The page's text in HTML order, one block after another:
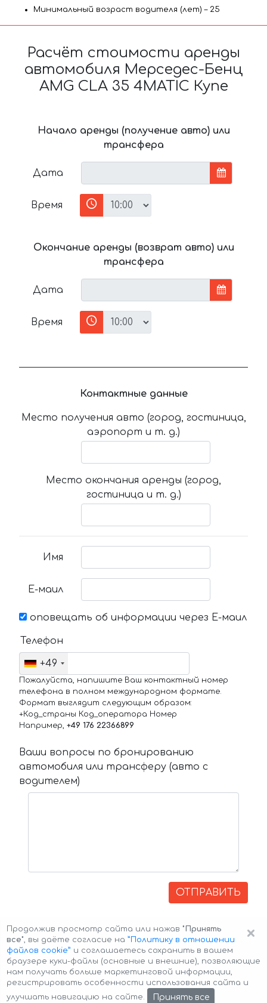
Минимальный возраст водителя (лет) – 25
Расчёт стоимости аренды
автомобиля Мерседес-Бенц
AMG CLA 35 4MATIC Купе
Начало аренды (получение авто) или
трансфера
Дата
Время
Окончание аренды (возврат авто) или
трансфера
Дата
Время
Контактные данные
Место получения авто (город, гостиница,
аэропорт и т. д.)
Место окончания аренды (город,
гостиница и т. д.)
Имя
Е-маил
оповещать об информации через Е-маил
Телефон
+49
Пожалуйста, напишите Ваш контактный номер
телефона в полном международном формате.
Формат выглядит следующим образом:
+Код_страны Код_оператора Номер
Например, +49 176 22366899
Ваши вопросы по бронированию
автомобиля или трансферу (авто с
водителем)
ОТПРАВИТЬ
Авторские права © 2026 Авто-Аренда Cookie Policy
×
Продолжив просмотр сайта или нажав "Принять
все", вы даёте согласие на ”Политику в отношении
файлов cookie” и соглашаетесь сохранить в вашем
браузере куки-файлы (основные и внешние), позволяющие
нам получать больше маркетинговой информации,
регистрировать особенности использования сайта и
улучшать навигацию на сайте.
Принять все